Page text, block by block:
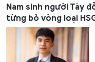
Nam sinh người Tày
từng bỏ vòng loại